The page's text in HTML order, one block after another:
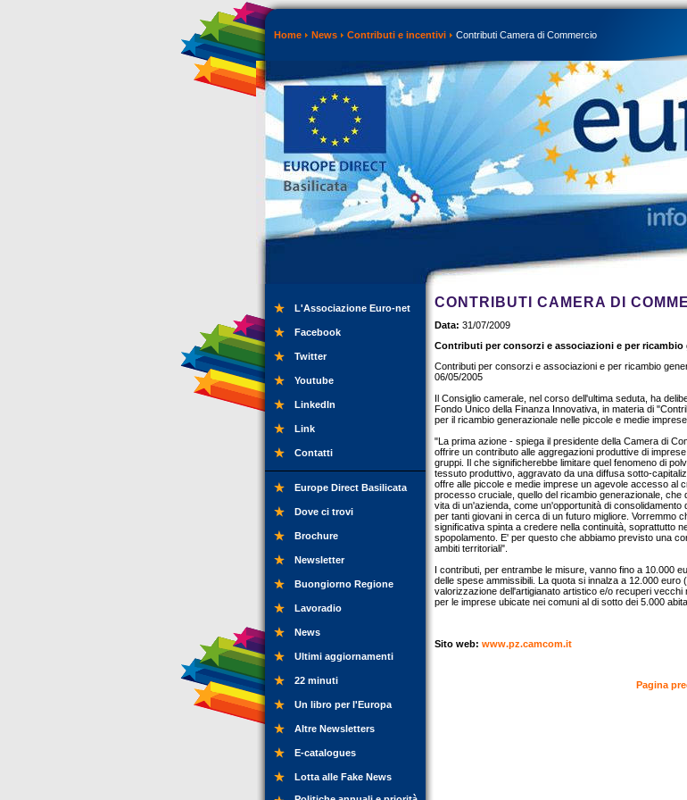
Home News Contributi e incentivi Contributi Camera di Commercio
L'Associazione Euro-net
Facebook
Twitter
Youtube
LinkedIn
Link
Contatti
Europe Direct Basilicata
Dove ci trovi
Brochure
Newsletter
Buongiorno Regione
Lavoradio
News
Ultimi aggiornamenti
22 minuti
Un libro per l'Europa
Altre Newsletters
E-catalogues
Lotta alle Fake News
CONTRIBUTI CAMERA DI
Data: 31/07/2009
Contributi per consorzi e associazioni e per ricambio
Contributi per consorzi e associazioni e per ricambio
06/05/2005
Il Consiglio camerale, nel corso dell'ultima seduta, ha
Fondo Unico della Finanza Innovativa, in materia di
per il ricambio generazionale nelle piccole e medie
"La prima azione - spiega il presidente della Camera di
offrire un contributo alle aggregazioni produttive di
gruppi. Il che significherebbe limitare quel fenomeno di
tessuto produttivo, aggravato da una diffusa sotto-
offre alle piccole e medie imprese un agevole accesso al
processo cruciale, quello del ricambio generazionale,
vita di un'azienda, come un'opportunità di
per tanti giovani in cerca di un futuro migliore. Vorremmo
significativa spinta a credere nella continuità, soprattutto
spopolamento. E' per questo che abbiamo previsto una
ambiti territoriali".
I contributi, per entrambe le misure, vanno fino a 10.000
delle spese ammissibili. La quota si innalza a 12.000
valorizzazione dell'artigianato artistico e/o recuperi
per le imprese ubicate nei comuni al di sotto dei 5.000
Sito web: www.pz.camcom.it
Pagina